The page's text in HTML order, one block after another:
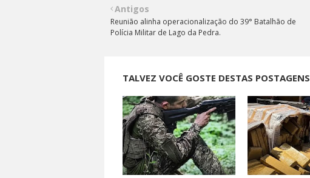
Antigos
Reunião alinha operacionalização do 39° Batalhão de
Polícia Militar de Lago da Pedra.
TALVEZ VOCÊ GOSTE DESTAS POSTAGENS